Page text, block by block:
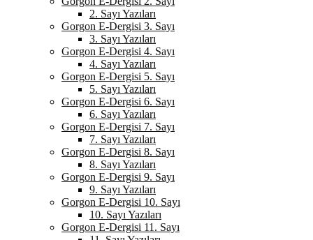
2. Sayı Yazıları
Gorgon E-Dergisi 3. Sayı
3. Sayı Yazıları
Gorgon E-Dergisi 4. Sayı
4. Sayı Yazıları
Gorgon E-Dergisi 5. Sayı
5. Sayı Yazıları
Gorgon E-Dergisi 6. Sayı
6. Sayı Yazıları
Gorgon E-Dergisi 7. Sayı
7. Sayı Yazıları
Gorgon E-Dergisi 8. Sayı
8. Sayı Yazıları
Gorgon E-Dergisi 9. Sayı
9. Sayı Yazıları
Gorgon E-Dergisi 10. Sayı
10. Sayı Yazıları
Gorgon E-Dergisi 11. Sayı